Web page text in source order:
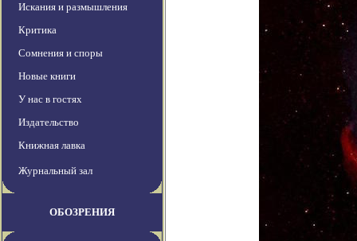
Искания и размышления
Критика
Сомнения и споры
Новые книги
У нас в гостях
Издательство
Книжная лавка
Журнальный зал
ОБОЗРЕНИЯ